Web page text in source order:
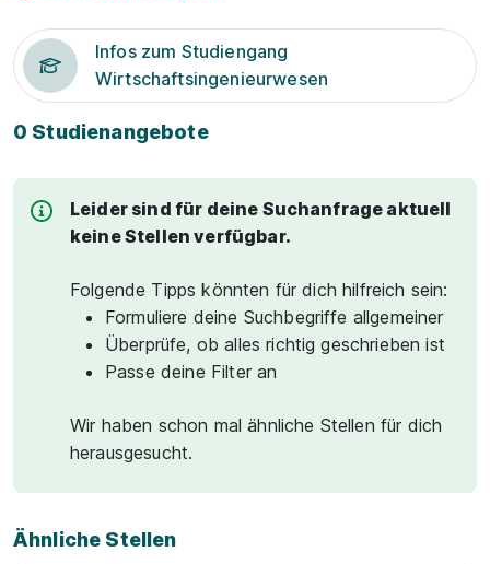
Infos zum Studiengang
Wirtschaftsingenieurwesen
0 Studienangebote
Leider sind für deine Suchanfrage aktuell
keine Stellen verfügbar.
Folgende Tipps könnten für dich hilfreich sein:
Formuliere deine Suchbegriffe allgemeiner
Überprüfe, ob alles richtig geschrieben ist
Passe deine Filter an
Wir haben schon mal ähnliche Stellen für dich
herausgesucht.
Ähnliche Stellen